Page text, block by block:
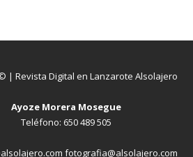
| Revista Digital en Lanzarote Alsolajero
Ayoze Morera Mosegue
Teléfono: 650 489 505
fotografia@alsolajero.com